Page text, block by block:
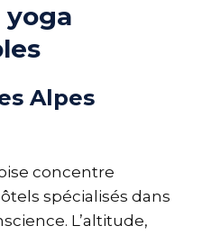
yoga
Alpes
concentre
spécialisés dans
L’altitude,